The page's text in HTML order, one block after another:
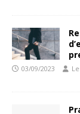
03/09/2023